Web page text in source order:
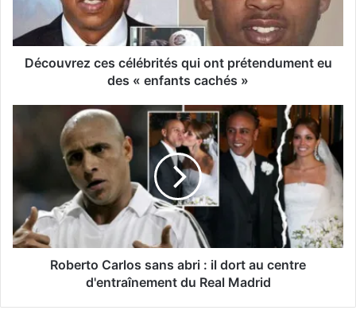
Découvrez ces célébrités qui ont prétendument eu
des « enfants cachés »
Roberto Carlos sans abri : il dort au centre
d'entraînement du Real Madrid